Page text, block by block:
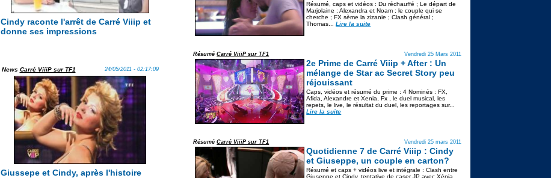
Cindy raconte l'arrêt de Carré Viiip et
donne ses impressions
News Carré ViiiP sur TF1 24/05/2011 - 02:17:09
Giussepe et Cindy, après l'histoire
Résumé, caps et vidéos : Du réchauffé ; Le départ de
Marjolaine ; Alexandra et Noam : le couple qui se
cherche ; FX sème la zizanie ; Clash général ;
Thomas...Lire la suite
RésuméCarré ViiiP sur TF1 Vendredi 25 Mars 2011
2e Prime de Carré Viiip + After : Un
mélange de Star ac Secret Story peu
réjouissant
Caps, vidéos et résumé du prime : 4 Nominés : FX,
Afida, Alexandre et Xenia, Fx , le duel musical, les
repets, le live, le résultat du duel, les reportages sur...
Lire la suite
RésuméCarré ViiiP sur TF1 Vendredi 25 mars 2011
Quotidienne 7 de Carré Viiip : Cindy
et Giuseppe, un couple en carton?
Résumé et caps + vidéos live et intégrale : Clash entre
Giuseppe et Cindy, tentative de caser JP avec Xénia,